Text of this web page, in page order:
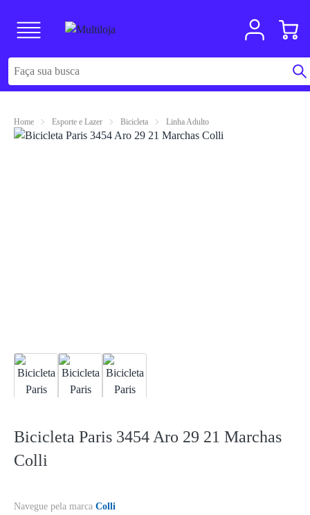
Home Esporte e Lazer Bicicleta Linha Adulto
Bicicleta Paris 3454 Aro 29 21 Marchas
Colli
Navegue pela marca Colli